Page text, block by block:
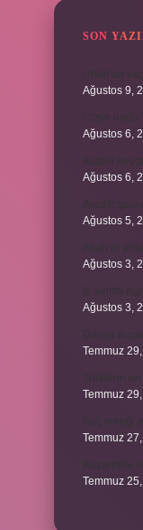
SON
Ağustos 9,
Ağustos 6,
Ağustos 6,
Ağustos 5,
Ağustos 3,
Ağustos 3,
Temmuz
Temmuz
Temmuz
Temmuz